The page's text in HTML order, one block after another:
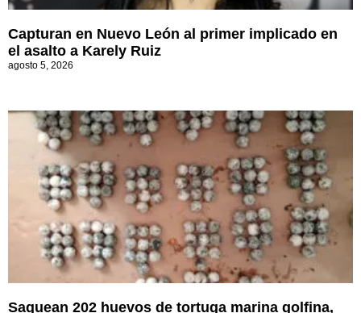
Capturan en Nuevo León al primer implicado en
el asalto a Karely Ruiz
agosto 5, 2026
Saquean 202 huevos de tortuga marina golfina,